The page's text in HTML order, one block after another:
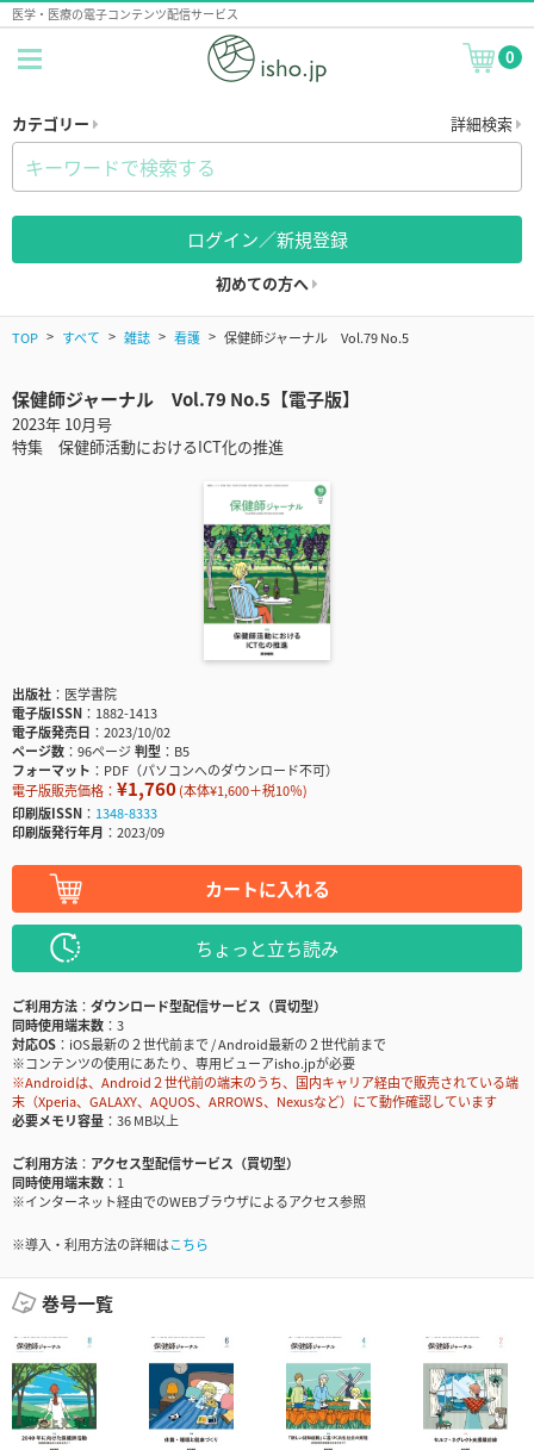
医学・医療の電子コンテンツ配信サービス
0
カテゴリー 詳細検索
ログイン／新規登録
初めての方へ
TOP すべて 雑誌 看護 保健師ジャーナル Vol.79 No.5
保健師ジャーナル Vol.79 No.5【電子版】
2023年 10月号
特集 保健師活動におけるICT化の推進
出版社
医学書院
電子版ISSN
1882-1413
電子版発売日
2023/10/02
ページ数
96ページ判型
B5
フォーマット
PDF（パソコンへのダウンロード不可）
電子版販売価格： ¥1,760(本体¥1,600＋税10％)
印刷版ISSN
1348-8333
印刷版発行年月
2023/09
カートに入れる
ちょっと立ち読み
ご利用方法
ダウンロード型配信サービス（買切型）
同時使用端末数
3
対応OS
iOS最新の２世代前まで / Android最新の２世代前まで
※コンテンツの使用にあたり、専用ビューアisho.jpが必要
※Androidは、Android２世代前の端末のうち、国内キャリア経由で販売されている端
末（Xperia、GALAXY、AQUOS、ARROWS、Nexusなど）にて動作確認しています
必要メモリ容量
36 MB以上
ご利用方法
アクセス型配信サービス（買切型）
同時使用端末数
1
※インターネット経由でのWEBブラウザによるアクセス参照
※導入・利用方法の詳細はこちら
巻号一覧